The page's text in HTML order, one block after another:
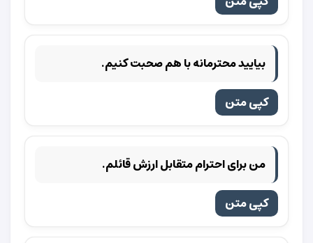
بیایید محترمانه با هم صحبت کنیم.
کپی متن
من برای احترام متقابل ارزش قائلم.
کپی متن